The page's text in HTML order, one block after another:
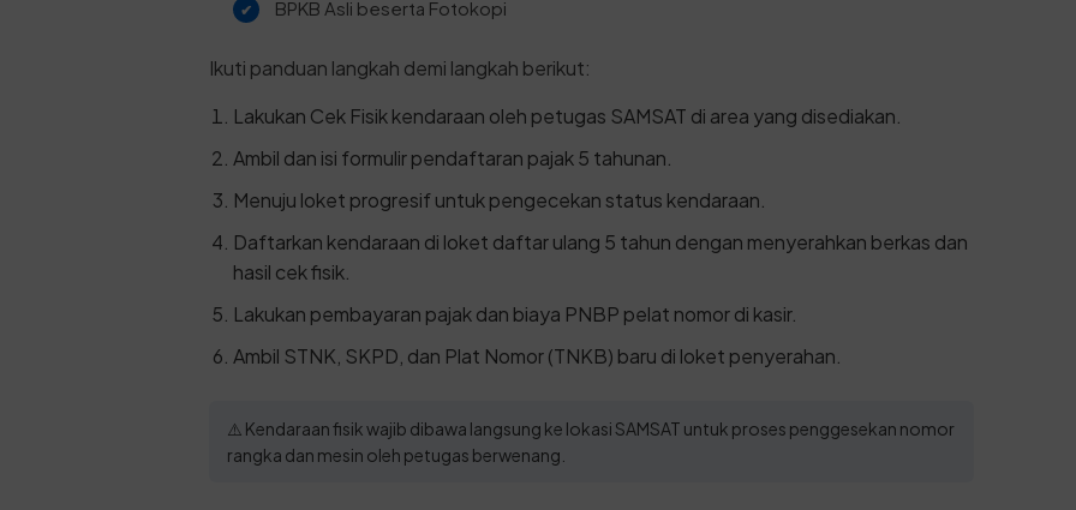
BPKB Asli beserta Fotokopi
Ikuti panduan langkah demi langkah berikut:
Lakukan Cek Fisik kendaraan oleh petugas SAMSAT di area yang disediakan.
Ambil dan isi formulir pendaftaran pajak 5 tahunan.
Menuju loket progresif untuk pengecekan status kendaraan.
Daftarkan kendaraan di loket daftar ulang 5 tahun dengan menyerahkan berkas dan
hasil cek fisik.
Lakukan pembayaran pajak dan biaya PNBP pelat nomor di kasir.
Ambil STNK, SKPD, dan Plat Nomor (TNKB) baru di loket penyerahan.
⚠️ Kendaraan fisik wajib dibawa langsung ke lokasi SAMSAT untuk proses penggesekan nomor
rangka dan mesin oleh petugas berwenang.